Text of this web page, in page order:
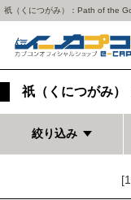
祇（くにつがみ）：Path of the
祇（くにつがみ
絞り込み